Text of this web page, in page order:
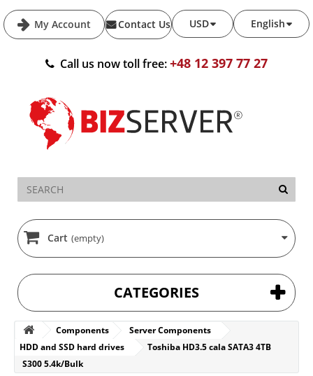
My Account English
USD
Contact Us
Call us now toll free:+48 12 397 77 27
Cart (empty)
CATEGORIES
Components
Server Components
HDD and SSD hard drives
Toshiba HD3.5 cala SATA3 4TB
S300 5.4k/Bulk